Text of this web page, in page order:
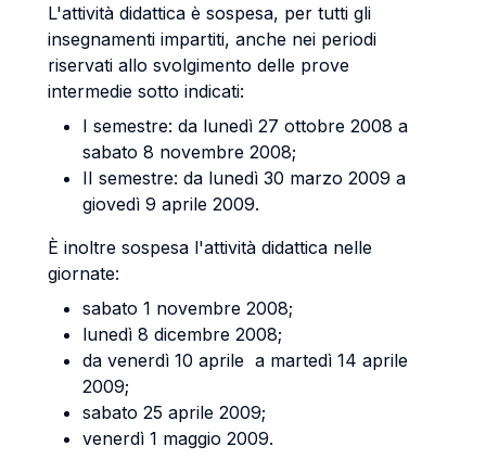
L'attività didattica è sospesa, per tutti gli
insegnamenti impartiti, anche nei periodi
riservati allo svolgimento delle prove
intermedie sotto indicati:
I semestre: da lunedì 27 ottobre 2008 a
sabato 8 novembre 2008;
II semestre: da lunedì 30 marzo 2009 a
giovedì 9 aprile 2009.
È inoltre sospesa l'attività didattica nelle
giornate:
sabato 1 novembre 2008;
lunedì 8 dicembre 2008;
da venerdì 10 aprile a martedì 14 aprile
2009;
sabato 25 aprile 2009;
venerdì 1 maggio 2009.